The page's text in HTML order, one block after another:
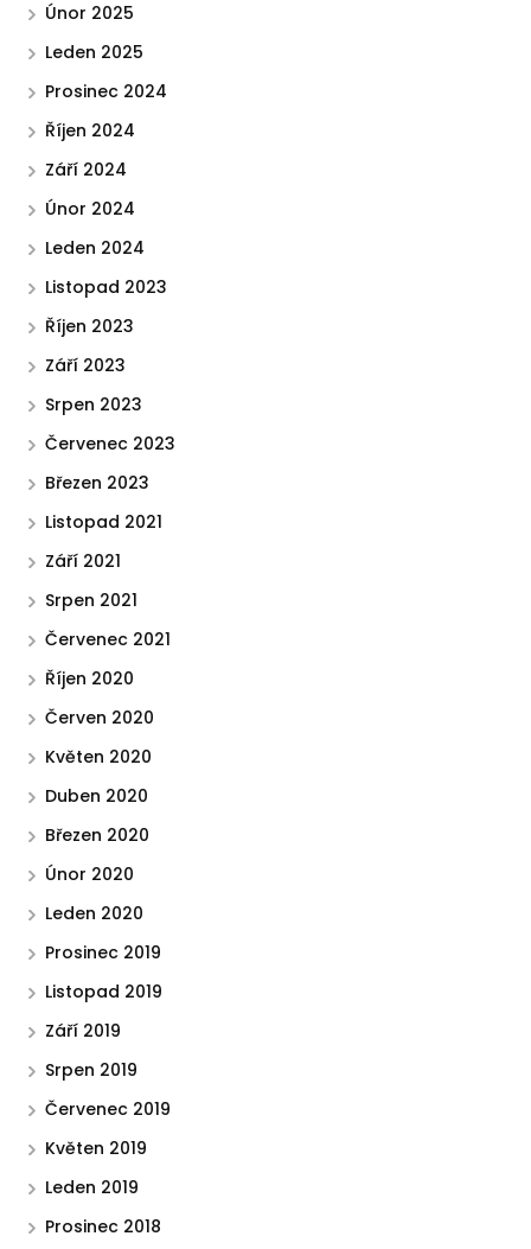
Únor 2025
Leden 2025
Prosinec 2024
Říjen 2024
Září 2024
Únor 2024
Leden 2024
Listopad 2023
Říjen 2023
Září 2023
Srpen 2023
Červenec 2023
Březen 2023
Listopad 2021
Září 2021
Srpen 2021
Červenec 2021
Říjen 2020
Červen 2020
Květen 2020
Duben 2020
Březen 2020
Únor 2020
Leden 2020
Prosinec 2019
Listopad 2019
Září 2019
Srpen 2019
Červenec 2019
Květen 2019
Leden 2019
Prosinec 2018